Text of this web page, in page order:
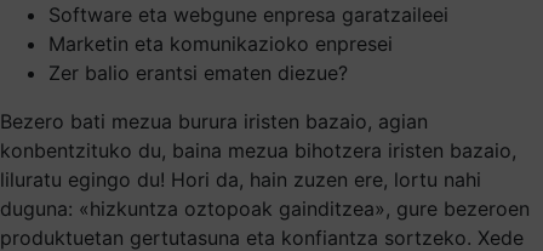
Software eta webgune enpresa garatzaileei
Marketin eta komunikazioko enpresei
Zer balio erantsi ematen diezue?
Bezero bati mezua burura iristen bazaio, agian
konbentzituko du, baina mezua bihotzera iristen bazaio,
liluratu egingo du! Hori da, hain zuzen ere, lortu nahi
duguna: «hizkuntza oztopoak gainditzea», gure bezeroen
produktuetan gertutasuna eta konfiantza sortzeko. Xede